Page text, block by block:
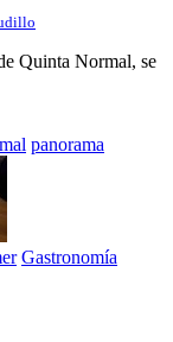
Quinta Normal, se
panorama
Gastronomía